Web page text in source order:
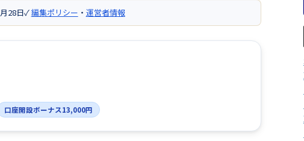
28日✓編集ポリシー ・ 運営者情報
口座開設ボーナス13,000円